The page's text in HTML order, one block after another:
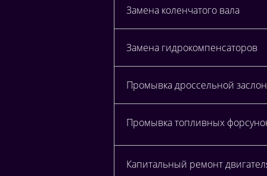
Замена коленчатого вала
Замена гидрокомпенсаторов
Промывка дроссельной
Промывка топливных
Капитальный ремонт